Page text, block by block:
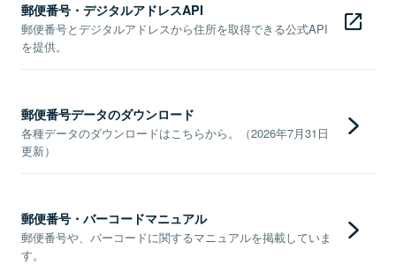
郵便番号・デジタルアドレスAPI
郵便番号とデジタルアドレスから住所を取得できる公式API
を提供。
郵便番号データのダウンロード
各種データのダウンロードはこちらから。（2026年7月31日
更新）
郵便番号・バーコードマニュアル
郵便番号や、バーコードに関するマニュアルを掲載していま
す。